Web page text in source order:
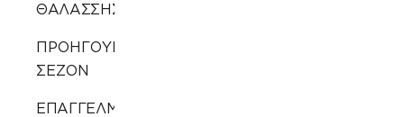
ΘΑΛΑΣΣΗΣ
ΠΡΟΗΓΟΥΜΕΝΩΝ
ΣΕΖΟΝ
ΕΠΑΓΓΕΛΜΑΤΙΚΗ